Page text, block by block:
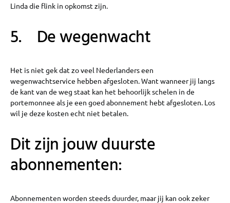
Linda die flink in opkomst zijn.
5. De wegenwacht
Het is niet gek dat zo veel Nederlanders een
wegenwachtservice hebben afgesloten. Want wanneer jij langs
de kant van de weg staat kan het behoorlijk schelen in de
portemonnee als je een goed abonnement hebt afgesloten. Los
wil je deze kosten echt niet betalen.
Dit zijn jouw duurste
abonnementen:
Abonnementen worden steeds duurder, maar jij kan ook zeker